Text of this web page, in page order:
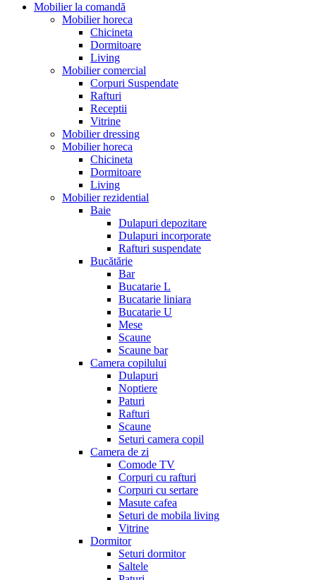
Mobilier la comandă
Mobilier horeca
Chicineta
Dormitoare
Living
Mobilier comercial
Corpuri Suspendate
Rafturi
Receptii
Vitrine
Mobilier dressing
Mobilier horeca
Chicineta
Dormitoare
Living
Mobilier rezidential
Baie
Dulapuri depozitare
Dulapuri incorporate
Rafturi suspendate
Bucătărie
Bar
Bucatarie L
Bucatarie liniara
Bucatarie U
Mese
Scaune
Scaune bar
Camera copilului
Dulapuri
Noptiere
Paturi
Rafturi
Scaune
Seturi camera copil
Camera de zi
Comode TV
Corpuri cu rafturi
Corpuri cu sertare
Masute cafea
Seturi de mobila living
Vitrine
Dormitor
Seturi dormitor
Saltele